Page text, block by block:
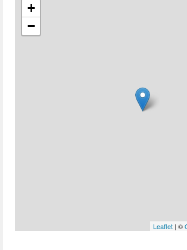
+
−
Leaflet | ©